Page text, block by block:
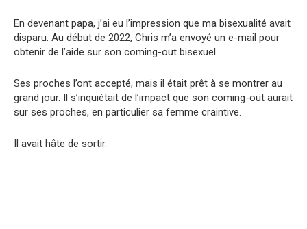
En devenant papa, j’ai eu l’impression que ma bisexualité avait
disparu. Au début de 2022, Chris m’a envoyé un e-mail pour
obtenir de l’aide sur son coming-out bisexuel.
Ses proches l’ont accepté, mais il était prêt à se montrer au
grand jour. Il s’inquiétait de l’impact que son coming-out aurait
sur ses proches, en particulier sa femme craintive.
Il avait hâte de sortir.